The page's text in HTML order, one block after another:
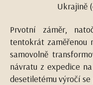
Ukrajině
Prvotní záměr,
tentokrát zaměřenou
samovolně
návratu z expedice
desetiletému výročí